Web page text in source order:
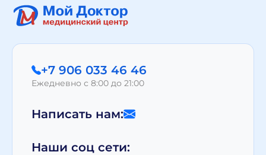
+7 906 033 46 46
Ежедневно с 8:00 до 21:00
Написать нам:
Наши соц сети: